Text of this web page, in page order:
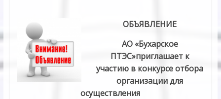
ОБЪЯВЛЕНИЕ
АО «Бухарское
ПТЭС»приглашает к
участию в конкурсе отбора
организации для
осуществления